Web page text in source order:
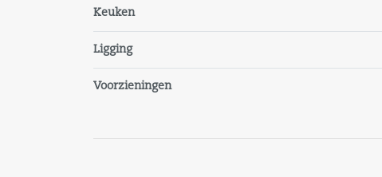
Keuken
Ligging
Voorzieningen